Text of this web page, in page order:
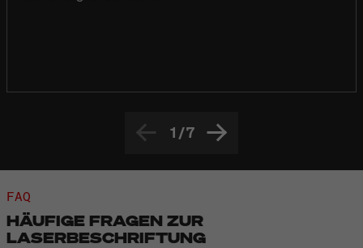
1 /7
FAQ
HÄUFIGE FRAGEN ZUR
LASERBESCHRIFTUNG